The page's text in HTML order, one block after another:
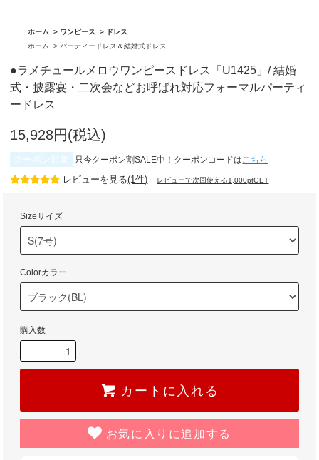
ホーム > ワンピース > ドレス
ホーム
> パーティードレス＆結婚式ドレス
●ラメチュールメロウワンピースドレス「U1425」/ 結婚
式・披露宴・二次会などお呼ばれ対応フォーマルパーティ
ードレス
15,928円(税込)
クーポン対象 只今クーポン割SALE中！クーポンコードはこちら
レビューを見る(1件) レビューで次回使える1,000ptGET
Sizeサイズ
Colorカラー
購入数
カートに入れる
お気に入りに追加する